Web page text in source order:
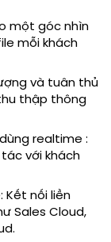
một góc nhìn
mỗi khách
và tuân thủ
thập thông
realtime :
với khách
Kết nối liền
Sales Cloud,